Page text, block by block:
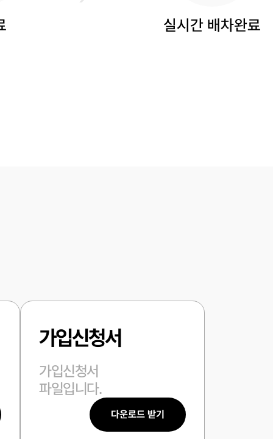
실시간 배차완료
가입신청서
가입신청서
파일입니다.
다운로드 받기